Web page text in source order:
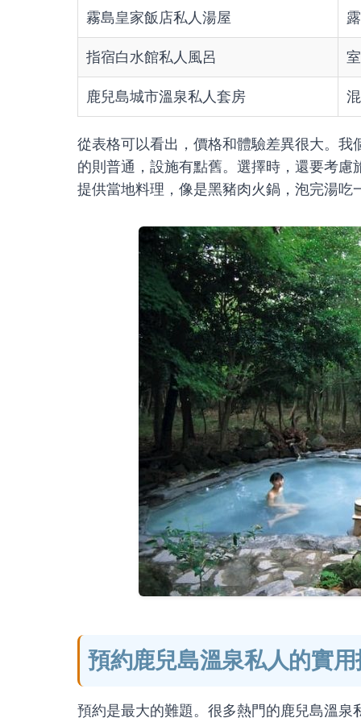
霧島皇家飯店私人湯屋
指宿白水館私人風呂
鹿兒島城市溫泉私人套房
從表格可以看出，價格和體驗差異很大。
的則普通，設施有點舊。選擇時，還要考
提供當地料理，像是黑豬肉火鍋，泡完湯吃
預約鹿兒島溫泉私人的實用
預約是最大的難題。很多熱門的鹿兒島溫